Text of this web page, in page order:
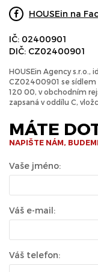
HOUSEin na
IČ: 02400901
DIČ: CZ02400901
HOUSEin Agency
CZ02400901 se sídlem
120 00, v obchodním
zapsaná v oddílu C,
MÁTE
NAPIŠTE NÁM,
Vaše jméno:
Váš e-mail:
Váš telefon: